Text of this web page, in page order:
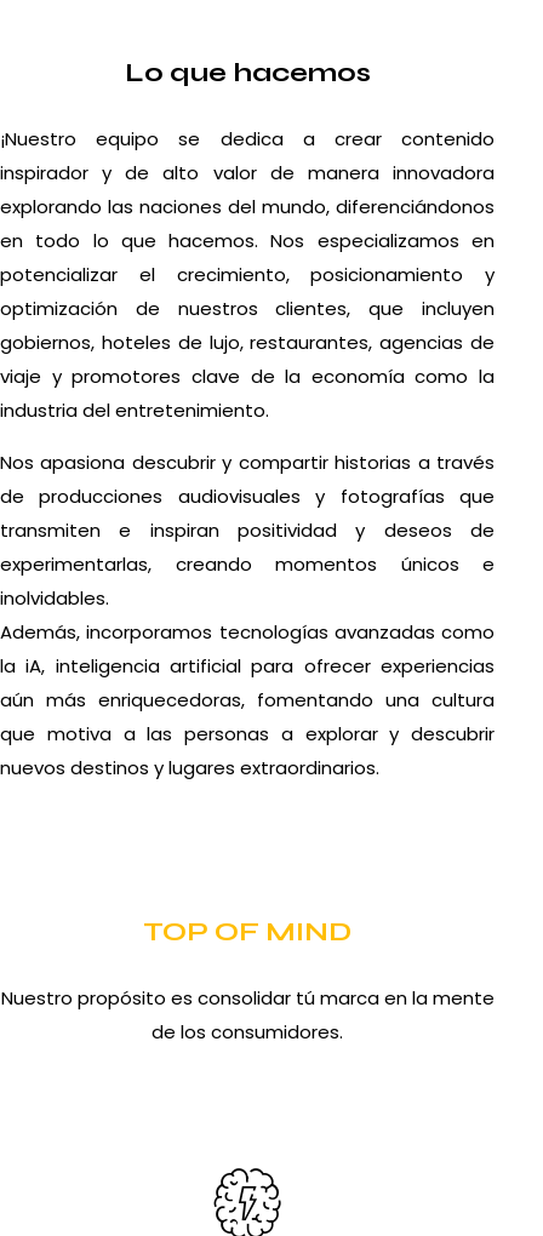
Lo que hacemos
¡Nuestro equipo se dedica a crear contenido
inspirador y de alto valor de manera innovadora
explorando las naciones del mundo, diferenciándonos
en todo lo que hacemos. Nos especializamos en
potencializar el crecimiento, posicionamiento y
optimización de nuestros clientes, que incluyen
gobiernos, hoteles de lujo, restaurantes, agencias de
viaje y promotores clave de la economía como la
industria del entretenimiento.
Nos apasiona descubrir y compartir historias a través
de producciones audiovisuales y fotografías que
transmiten e inspiran positividad y deseos de
experimentarlas, creando momentos únicos e
inolvidables.
Además, incorporamos tecnologías avanzadas como
la iA, inteligencia artificial para ofrecer experiencias
aún más enriquecedoras, fomentando una cultura
que motiva a las personas a explorar y descubrir
nuevos destinos y lugares extraordinarios.
TOP OF MIND
Nuestro propósito es consolidar tú marca en la mente
de los consumidores.